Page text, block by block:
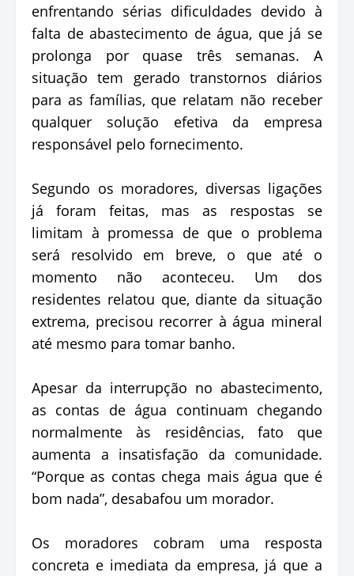
enfrentando sérias dificuldades devido à
falta de abastecimento de água, que já se
prolonga por quase três semanas. A
situação tem gerado transtornos diários
para as famílias, que relatam não receber
qualquer solução efetiva da empresa
responsável pelo fornecimento.
Segundo os moradores, diversas ligações
já foram feitas, mas as respostas se
limitam à promessa de que o problema
será resolvido em breve, o que até o
momento não aconteceu. Um dos
residentes relatou que, diante da situação
extrema, precisou recorrer à água mineral
até mesmo para tomar banho.
Apesar da interrupção no abastecimento,
as contas de água continuam chegando
normalmente às residências, fato que
aumenta a insatisfação da comunidade.
“Porque as contas chega mais água que é
bom nada”, desabafou um morador.
Os moradores cobram uma resposta
concreta e imediata da empresa, já que a